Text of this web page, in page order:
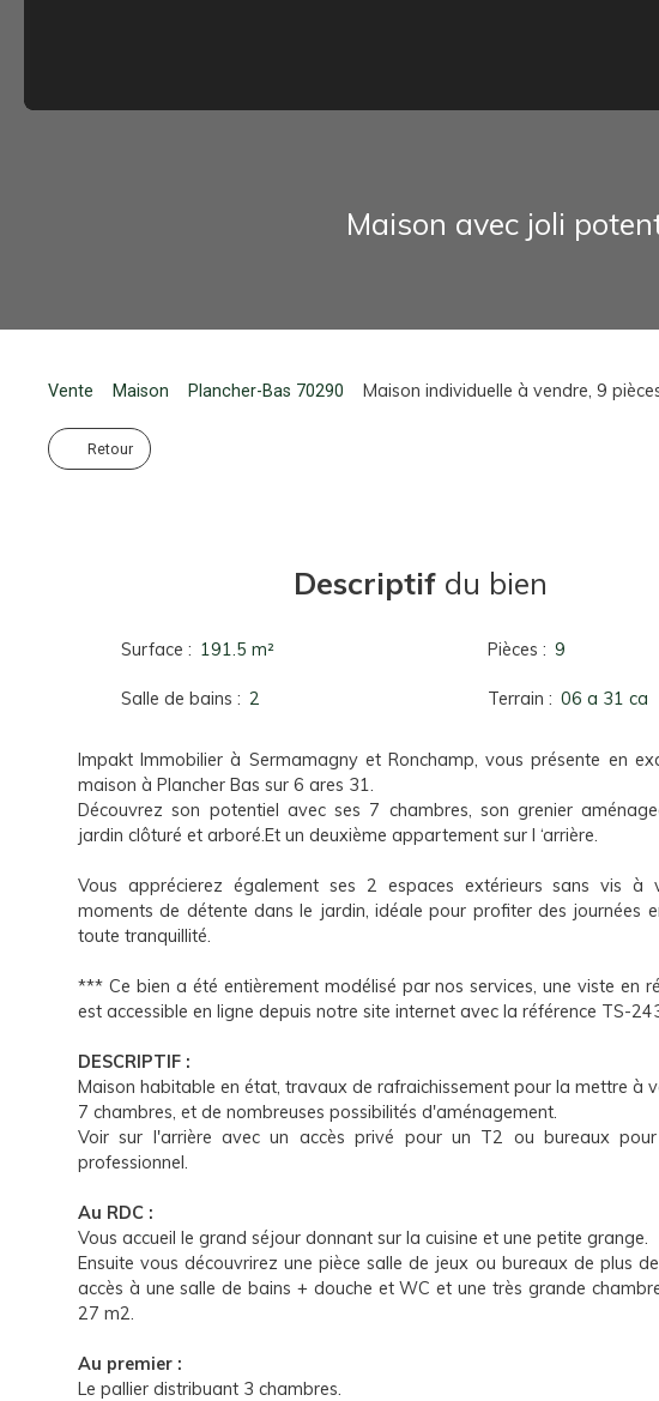
Maison avec joli
Vente Maison Plancher-Bas 70290 Maison individuelle à vendre, 9
Retour
Descriptif du bien
Surface : 191.5 m² Pièces : 9
Salle de bains : 2 Terrain : 06 a 31 ca
Impakt Immobilier à Sermamagny et Ronchamp, vous présente en
maison à Plancher Bas sur 6 ares 31.
Découvrez son potentiel avec ses 7 chambres, son grenier
jardin clôturé et arboré.Et un deuxième appartement sur l ‘arrière.
Vous apprécierez également ses 2 espaces extérieurs sans vis à
moments de détente dans le jardin, idéale pour profiter des journées
toute tranquillité.
*** Ce bien a été entièrement modélisé par nos services, une viste en
est accessible en ligne depuis notre site internet avec la référence TS-
DESCRIPTIF :
Maison habitable en état, travaux de rafraichissement pour la mettre à
7 chambres, et de nombreuses possibilités d'aménagement.
Voir sur l'arrière avec un accès privé pour un T2 ou bureaux
professionnel.
Au RDC :
Vous accueil le grand séjour donnant sur la cuisine et une petite grange.
Ensuite vous découvrirez une pièce salle de jeux ou bureaux de plus
accès à une salle de bains + douche et WC et une très grande
27 m2.
Au premier :
Le pallier distribuant 3 chambres.